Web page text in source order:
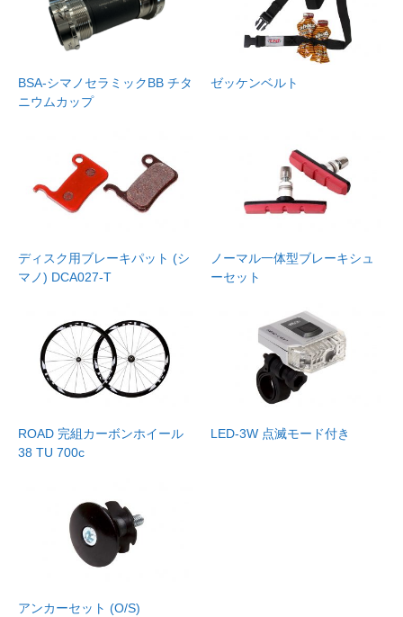
BSA-シマノセラミックBB チタ
ニウムカップ
ゼッケンベルト
ディスク用ブレーキパット (シ
マノ) DCA027-T
ノーマル一体型ブレーキシュ
ーセット
ROAD 完組カーボンホイール
38 TU 700c
LED-3W 点滅モード付き
アンカーセット (O/S)